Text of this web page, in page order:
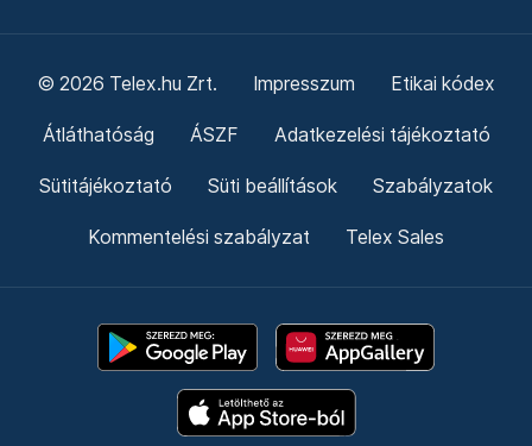
© 2026 Telex.hu Zrt. Impresszum Etikai kódex
Átláthatóság ÁSZF Adatkezelési tájékoztató
Sütitájékoztató Süti beállítások Szabályzatok
Kommentelési szabályzat Telex Sales